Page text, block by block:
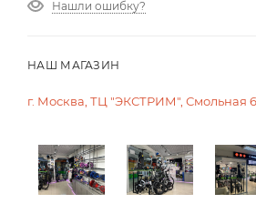
Нашли ошибку?
НАШ МАГАЗИН
г. Москва, ТЦ "ЭКСТРИМ", Смольная